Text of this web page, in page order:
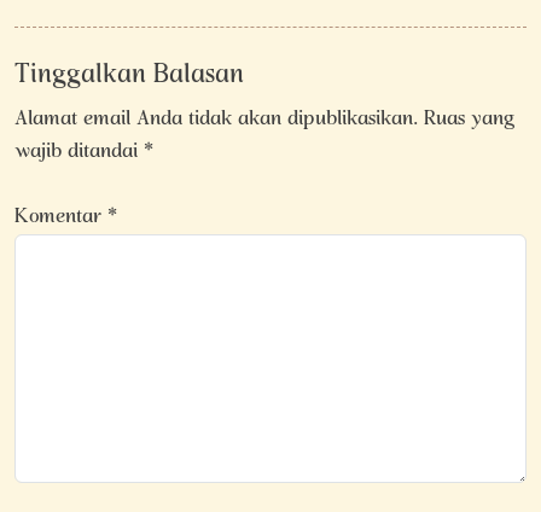
Tinggalkan Balasan
Alamat email Anda tidak akan dipublikasikan.Ruas yang
wajib ditandai*
Komentar*